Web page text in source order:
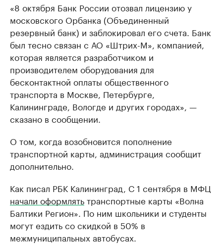
«8 октября Банк России отозвал лицензию у
московского Орбанка (Объединенный
резервный банк) и заблокировал его счета. Банк
был тесно связан с АО «Штрих-М», компанией,
которая является разработчиком и
производителем оборудования для
бесконтактной оплаты общественного
транспорта в Москве, Петербурге,
Калининграде, Вологде и других городах», —
сказано в сообщении.
О том, когда возобновится пополнение
транспортной карты, администрация сообщит
дополнительно.
Как писал РБК Калининград, С 1 сентября в МФЦ
начали оформлятьтранспортные карты «Волна
Балтики Регион». По ним школьники и студенты
могут ездить со скидкой в 50% в
межмуниципальных автобусах.